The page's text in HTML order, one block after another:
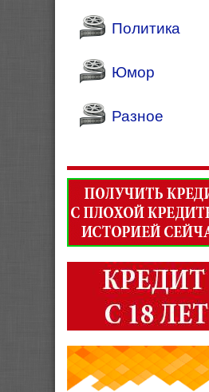
Политика
Юмор
Разное